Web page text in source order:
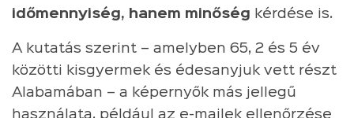
időmennyiség, hanem minőség kérdése is.
A kutatás szerint – amelyben 65, 2 és 5 év
közötti kisgyermek és édesanyjuk vett részt
Alabamában – a képernyők más jellegű
használata, például az e-mailek ellenőrzése